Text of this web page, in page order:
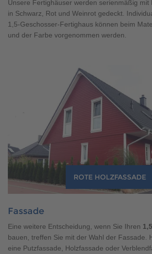
Unsere Fertighäuser werden serienmäßig mit
in Schwarz, Rot und Weinrot gedeckt.
1,5-Geschosser-Fertighaus können beim
und der Farbe vorgenommen werden.
ROTE HOLZFASSADE
Fassade
Eine weitere Entscheidung, wenn Sie Ihren
bauen, treffen Sie mit der Wahl der Fassade.
eine Putzfassade, Holzfassade oder